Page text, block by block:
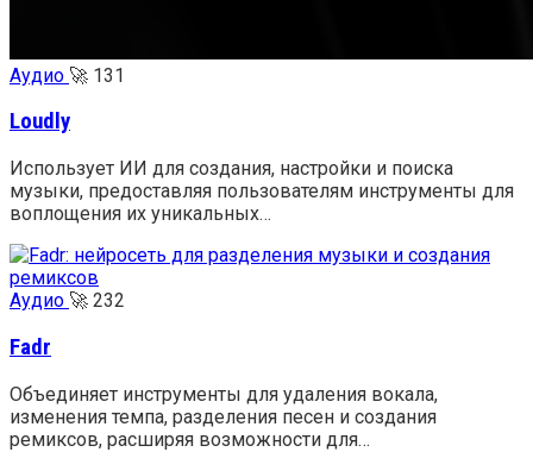
Аудио 🚀 131
Loudly
Использует ИИ для создания, настройки и поиска
музыки, предоставляя пользователям инструменты для
воплощения их уникальных…
Аудио 🚀 232
Fadr
Объединяет инструменты для удаления вокала,
изменения темпа, разделения песен и создания
ремиксов, расширяя возможности для…